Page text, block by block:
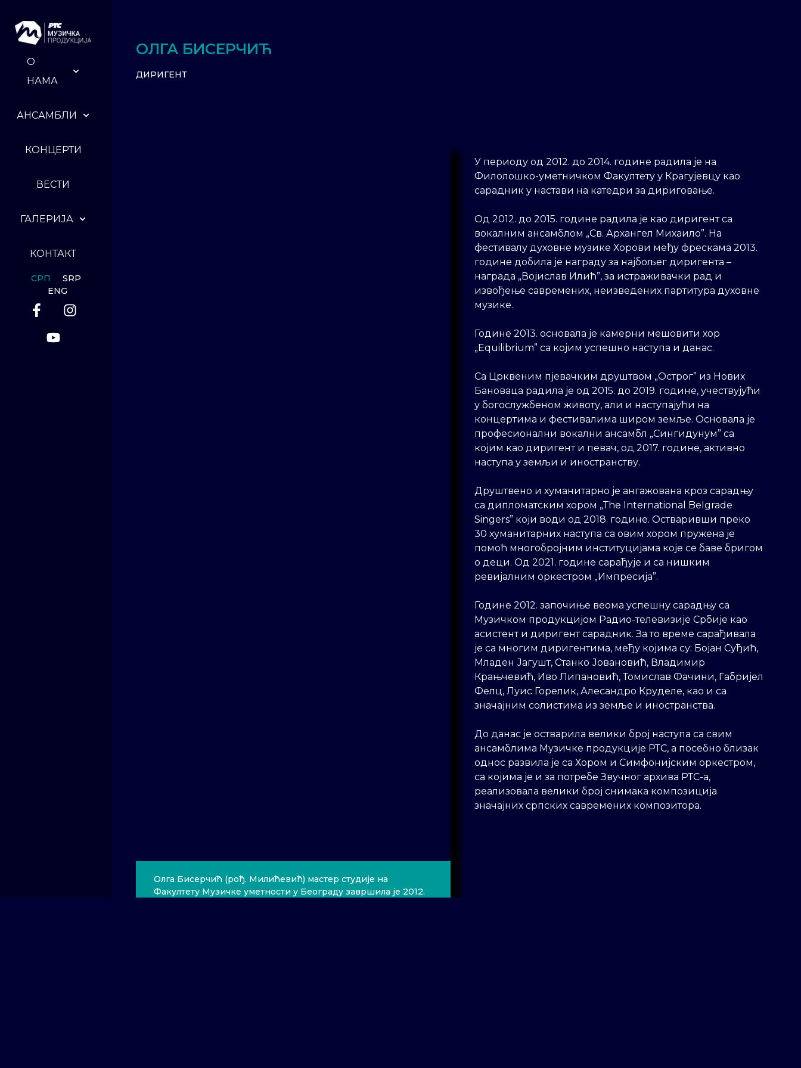
О
НАМА
АНСАМБЛИ
КОНЦЕРТИ
ВЕСТИ
ГАЛЕРИЈА
КОНТАКТ
СРП
SRP
ENG
ОЛГА БИСЕРЧИЋ
ДИРИГЕНТ
Олга Бисерчић (рођ. Милићевић) мастер студије на
Факултету Музичке уметности у Београду завршила је 2012.
У периоду од 2012. до 2014. године радила је на
Филолошко-уметничком Факултету у Крагујевцу као
сарадник у настави на катедри за дириговање.
Од 2012. до 2015. године радила је као диригент са
вокалним ансамблом „Св. Архангел Михаило”. На
фестивалу духовне музике Хорови међу фрескама 2013.
године добила је награду за најбољег диригента –
награда „Војислав Илић”, за истраживачки рад и
извођење савремених, неизведених партитура духовне
музике.
Године 2013. основала је камерни мешовити хор
„Equilibrium” са којим успешно наступа и данас.
Са Црквеним пјевачким друштвом „Острог” из Нових
Бановаца радила је од 2015. до 2019. године, учествујући
у богослужбеном животу, али и наступајући на
концертима и фестивалима широм земље. Основала је
професионални вокални ансамбл „Сингидунум” са
којим као диригент и певач, од 2017. године, активно
наступа у земљи и иностранству.
Друштвено и хуманитарно је ангажована кроз сарадњу
са дипломатским хором „Тhe International Belgrade
Singers” који води од 2018. године. Остваривши преко
30 хуманитарних наступа са овим хором пружена је
помоћ многобројним институцијама које се баве бригом
о деци. Од 2021. године сарађује и са нишким
ревијалним оркестром „Импресија”.
Године 2012. започиње веома успешну сарадњу са
Музичком продукцијом Радио-телевизије Србије као
асистент и диригент сарадник. За то време сарађивала
је са многим диригентима, међу којима су: Бојан Суђић,
Младен Јагушт, Станко Јовановић, Владимир
Крањчевић, Иво Липановић, Томислав Фачини, Габријел
Фелц, Луис Горелик, Алесандро Круделе, као и са
значајним солистима из земље и иностранства.
До данас је остварила велики број наступа са свим
ансамблима Музичке продукције РТС, а посебно близак
однос развила је са Хором и Симфонијским оркестром,
са којима је и за потребе Звучног архива РТС-а,
реализовала велики број снимака композиција
значајних српских савремених композитора.